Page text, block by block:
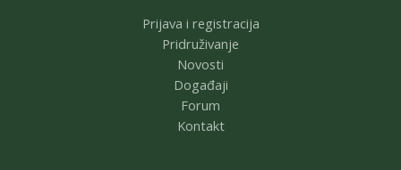
Prijava i registracija
Pridruživanje
Novosti
Događaji
Forum
Kontakt